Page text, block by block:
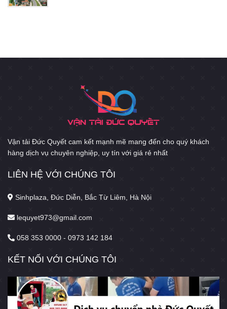
Vận tải Đức Quyết cam kết mạnh mẽ mang đến cho quý khách
hàng dịch vụ chuyên nghiệp, uy tín với giá rẻ nhất
LIÊN HỆ VỚI CHÚNG TÔI
Sinhplaza, Đức Diễn, Bắc Từ Liêm, Hà Nội
lequyet973@gmail.com
058 353 0000 - 0973 142 184
KẾT NỐI VỚI CHÚNG TÔI